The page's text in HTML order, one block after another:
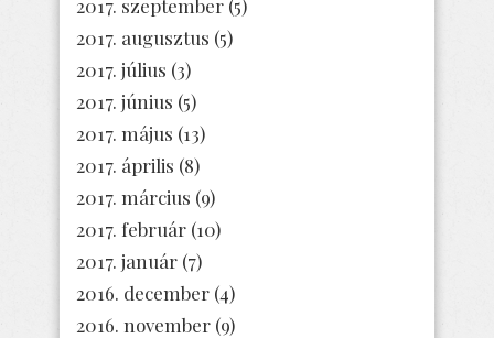
2017. szeptember (5)
2017. augusztus (5)
2017. július (3)
2017. június (5)
2017. május (13)
2017. április (8)
2017. március (9)
2017. február (10)
2017. január (7)
2016. december (4)
2016. november (9)